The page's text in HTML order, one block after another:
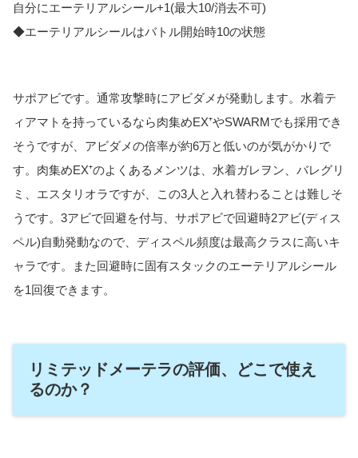
自分にエーテリアルシール+1(最大10/消去不可)
◆エーテリアルシールはバトル開始時10の状態
サポアビです。通常攻撃時にアビダメが発動します。水着テ
ィアマトを持っているなら肉集めEX⁺やSWARMでも採用でき
そうですが、アビダメの倍率が約6万と低いのが気がかりで
す。肉集めEX⁺のよくあるメンツは、水着ガレヲン、バレグリ
ミ、エスタリオラですが、この3人と入れ替わることは難しそ
うです。3アビで回避を付与、サポアビで回避時2アビ(ディス
ペル)自動発動なので、ディスペル頻度は最高クラスに高いキ
ャラです。また回避時に固有スタックのエーテリアルシール
を1回復できます。
リミテッドメーテラの評価、どこで使え
るのか？